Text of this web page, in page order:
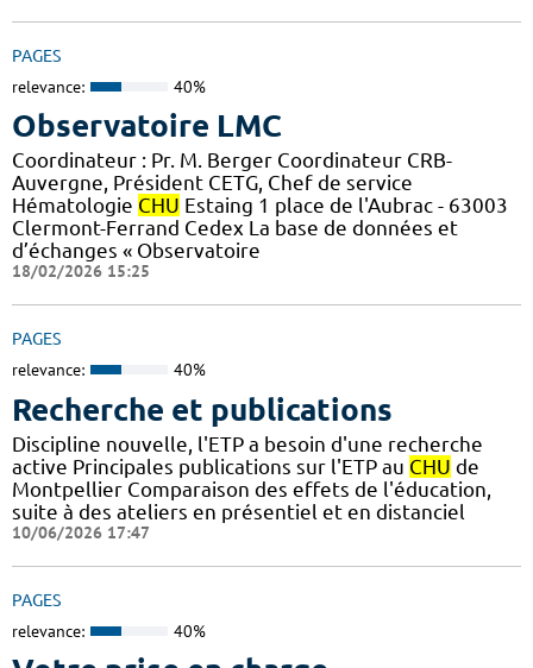
PAGES
relevance: 40%
Observatoire LMC
Coordinateur : Pr. M. Berger Coordinateur CRB-
Auvergne, Président CETG, Chef de service
Hématologie CHU Estaing 1 place de l'Aubrac - 63003
Clermont-Ferrand Cedex La base de données et
d’échanges « Observatoire
18/02/2026 15:25
PAGES
relevance: 40%
Recherche et publications
Discipline nouvelle, l'ETP a besoin d'une recherche
active Principales publications sur l'ETP au CHU de
Montpellier Comparaison des effets de l'éducation,
suite à des ateliers en présentiel et en distanciel
10/06/2026 17:47
PAGES
relevance: 40%